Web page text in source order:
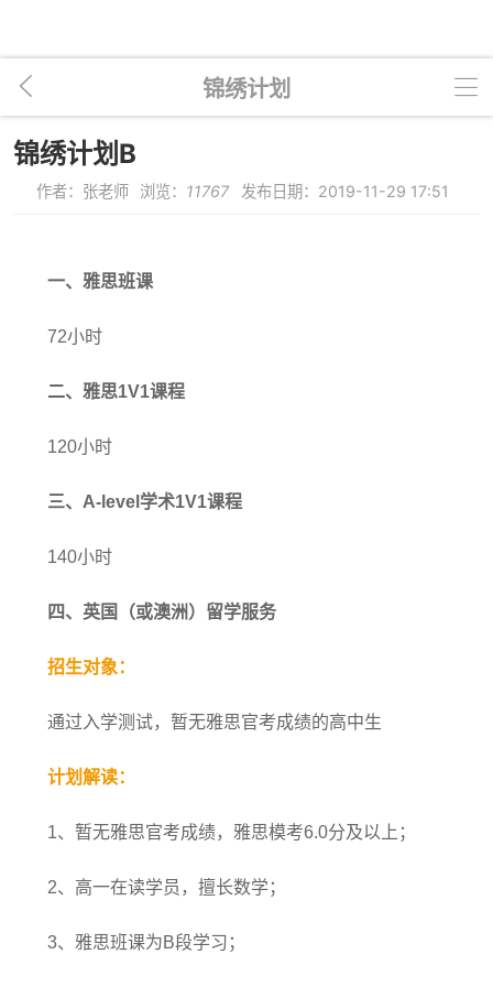
锦绣计划
锦绣计划B
作者：张老师 浏览： 11767 发布日期：2019-11-29 17:51
一、雅思班课
72小时
二、雅思1V1课程
120小时
三、A-level学术1V1课程
140小时
四、英国（或澳洲）留学服务
招生对象：
通过入学测试，暂无雅思官考成绩的高中生
计划解读：
1、暂无雅思官考成绩，雅思模考6.0分及以上；
2、高一在读学员，擅长数学；
3、雅思班课为B段学习；